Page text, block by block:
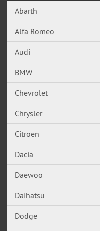
Abarth
Alfa Romeo
Audi
BMW
Chevrolet
Chrysler
Citroen
Dacia
Daewoo
Daihatsu
Dodge